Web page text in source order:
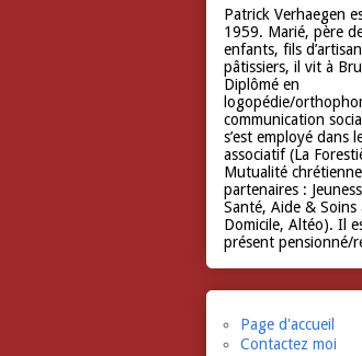
Patrick Verhaegen
1959. Marié, père
enfants, fils
pâtissiers, il vit à
Diplômé en
logopédie/
communication
s’est employé dans
associatif (La
Mutualité
partenaires :
Santé, Aide & Soins
Domicile, Altéo). Il
présent pensionné/
Page d'accueil
Contactez moi